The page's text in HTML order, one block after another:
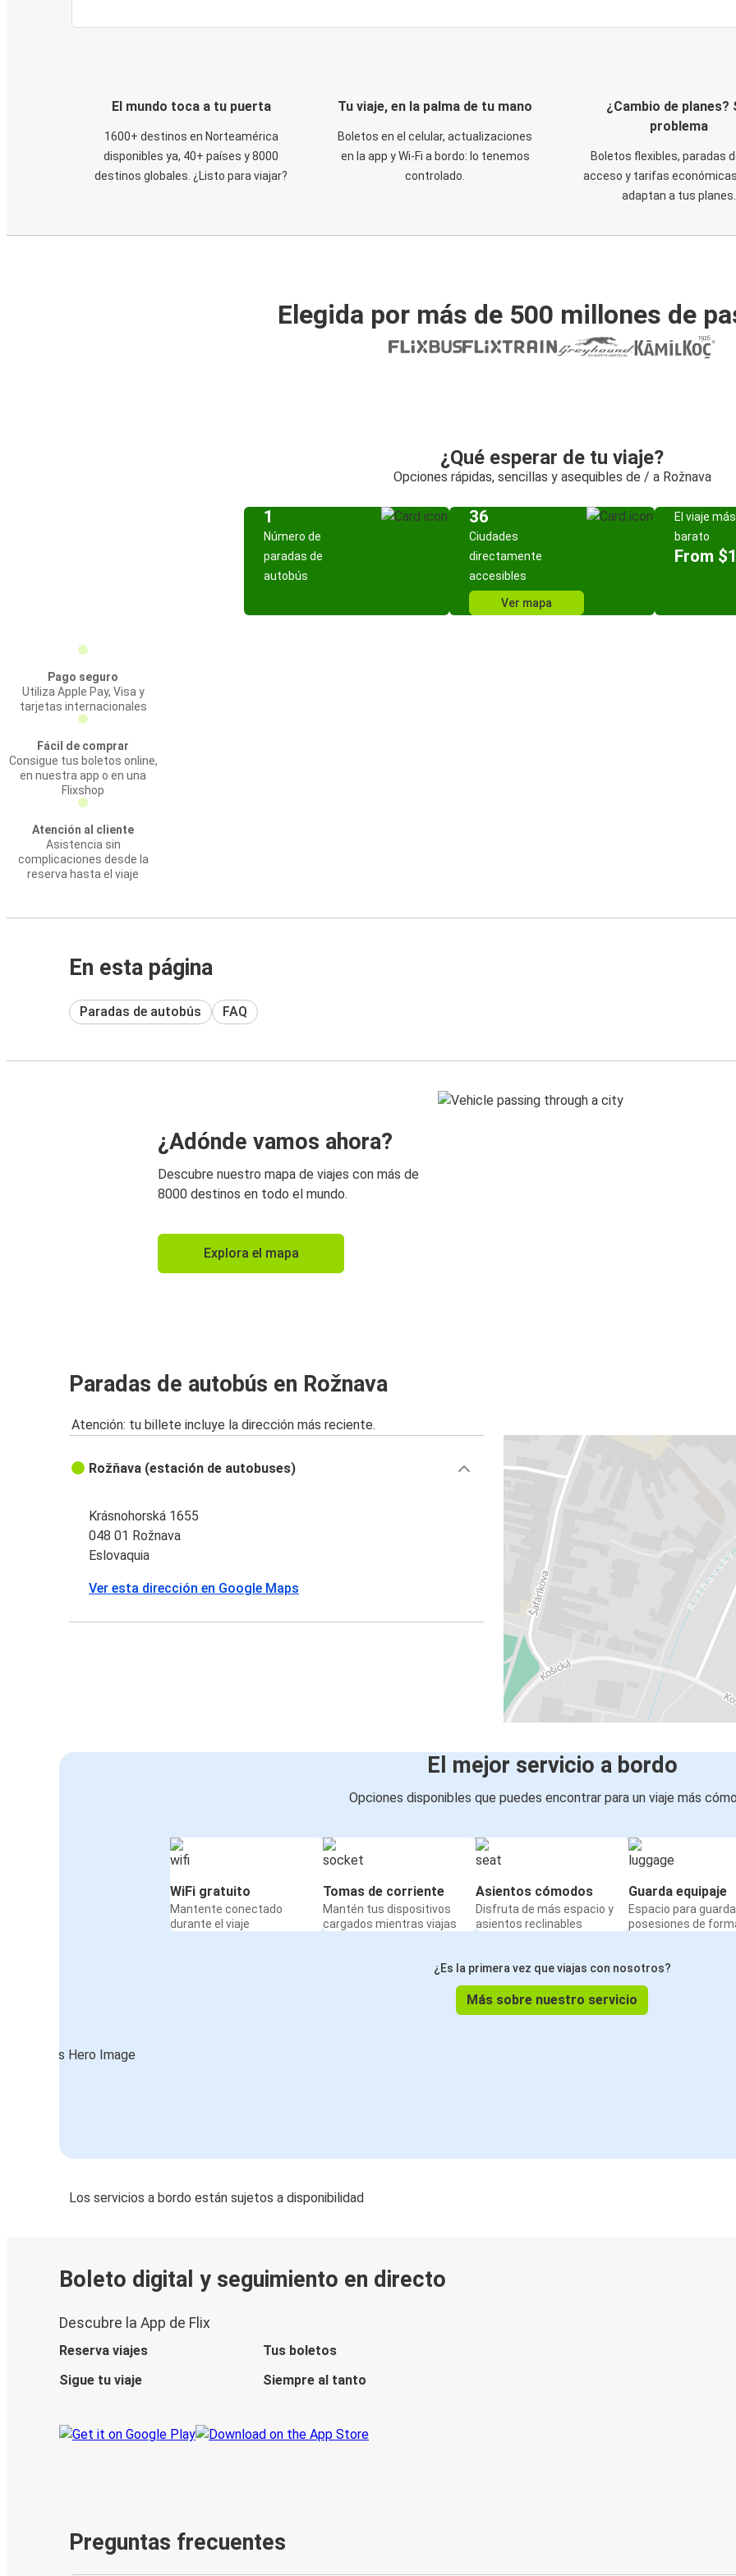
El mundo toca a tu puerta
1600+ destinos en Norteamérica
disponibles ya, 40+ países y 8000
destinos globales. ¿Listo para viajar?
Tu viaje, en la palma de tu mano
Boletos en el celular, actualizaciones
en la app y Wi-Fi a bordo: lo tenemos
controlado.
¿Cambio de planes?
problema
Boletos flexibles, paradas
acceso y tarifas
adaptan a tus planes.
Elegida por más de 500 millones de
¿Qué esperar de tu viaje?
Opciones rápidas, sencillas y asequibles de / a Rožnava
1
Número de
paradas de
autobús
36
Ciudades
directamente
accesibles
Ver mapa
El viaje más
barato
From
Pago seguro
Utiliza Apple Pay, Visa y
tarjetas internacionales
Fácil de comprar
Consigue tus boletos online,
en nuestra app o en una
Flixshop
Atención al cliente
Asistencia sin
complicaciones desde la
reserva hasta el viaje
En esta página
Paradas de autobús FAQ
¿Adónde vamos ahora?
Descubre nuestro mapa de viajes con más de
8000 destinos en todo el mundo.
Explora el mapa
Paradas de autobús en Rožnava
Atención: tu billete incluye la dirección más reciente.
Rožňava (estación de autobuses)
Krásnohorská 1655
048 01 Rožnava
Eslovaquia
Ver esta dirección en Google Maps
El mejor servicio a bordo
Opciones disponibles que puedes encontrar para un viaje más
WiFi gratuito
Mantente conectado
durante el viaje
Tomas de corriente
Mantén tus dispositivos
cargados mientras viajas
Asientos cómodos
Disfruta de más espacio y
asientos reclinables
Guarda equipaje
Espacio para
posesiones de
¿Es la primera vez que viajas con nosotros?
Más sobre nuestro servicio
Los servicios a bordo están sujetos a disponibilidad
Boleto digital y seguimiento en directo
Descubre la App de Flix
Reserva viajes
Tus boletos
Sigue tu viaje
Siempre al tanto
Preguntas frecuentes